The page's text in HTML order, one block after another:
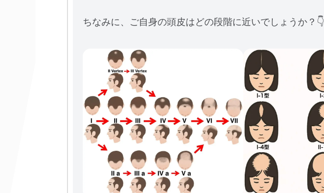
ちなみに、ご自身の頭皮はどの段階に近いでしょうか？👇